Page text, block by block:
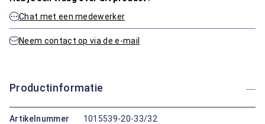
Chat met een medewerker
Neem contact op via de e-mail
Productinformatie
Artikelnummer
1015539-20-33/32